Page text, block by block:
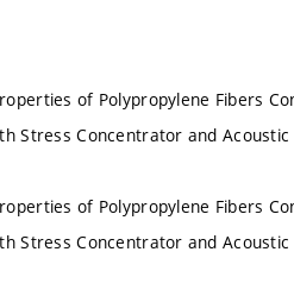
of Polypropylene Fibers
Stress Concentrator and
of Polypropylene Fibers
Stress Concentrator and